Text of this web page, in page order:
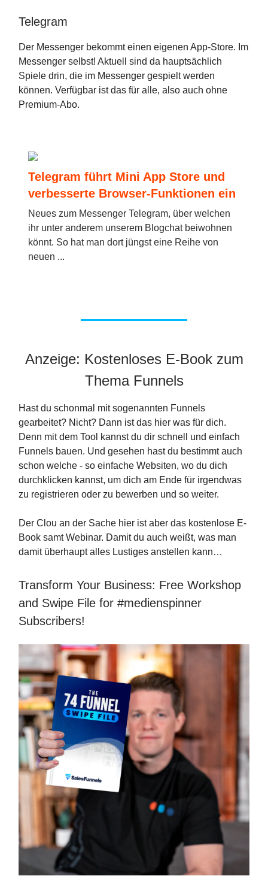
Telegram
Der Messenger bekommt einen eigenen App-Store. Im
Messenger selbst! Aktuell sind da hauptsächlich
Spiele drin, die im Messenger gespielt werden
können. Verfügbar ist das für alle, also auch ohne
Premium-Abo.
Telegram führt Mini App Store und
verbesserte Browser-Funktionen ein
Neues zum Messenger Telegram, über welchen
ihr unter anderem unserem Blogchat beiwohnen
könnt. So hat man dort jüngst eine Reihe von
neuen ...
Anzeige: Kostenloses E-Book zum
Thema Funnels
Hast du schonmal mit sogenannten Funnels
gearbeitet? Nicht? Dann ist das hier was für dich.
Denn mit dem Tool kannst du dir schnell und einfach
Funnels bauen. Und gesehen hast du bestimmt auch
schon welche - so einfache Websiten, wo du dich
durchklicken kannst, um dich am Ende für irgendwas
zu registrieren oder zu bewerben und so weiter.
Der Clou an der Sache hier ist aber das kostenlose E-
Book samt Webinar. Damit du auch weißt, was man
damit überhaupt alles Lustiges anstellen kann…
Transform Your Business: Free Workshop
and Swipe File for #medienspinner
Subscribers!